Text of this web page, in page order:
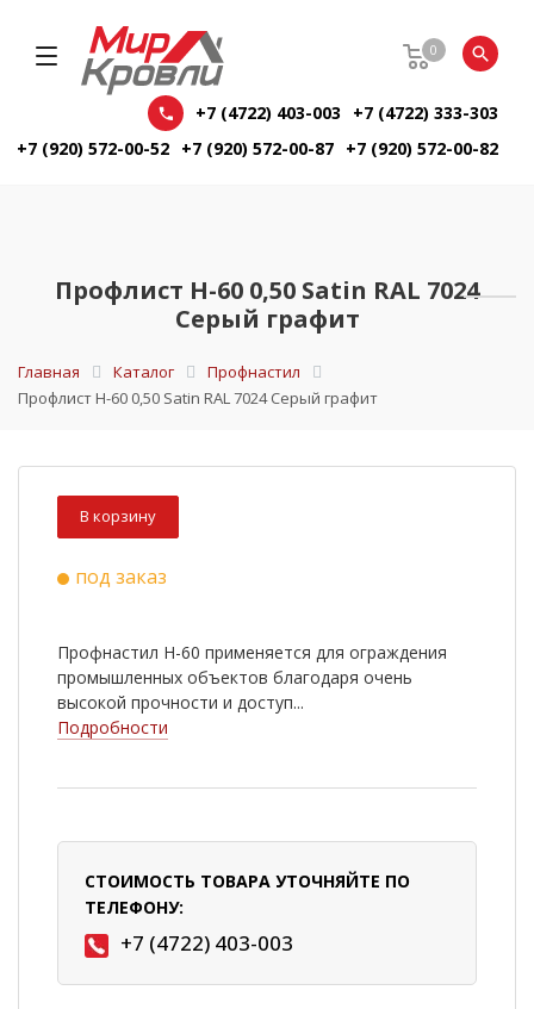
0
+7 (4722) 403-003
+7 (4722) 333-303
+7 (920) 572-00-52 +7 (920) 572-00-87 +7 (920) 572-00-82
Профлист Н-60 0,50 Satin RAL 7024
Серый графит
Главная Каталог
Профнастил
Профлист Н-60 0,50 Satin RAL 7024 Серый графит
В корзину
под заказ
Профнастил Н-60 применяется для ограждения
промышленных объектов благодаря очень
высокой прочности и доступ...
Подробности
СТОИМОСТЬ ТОВАРА УТОЧНЯЙТЕ ПО
ТЕЛЕФОНУ:
+7 (4722) 403-003